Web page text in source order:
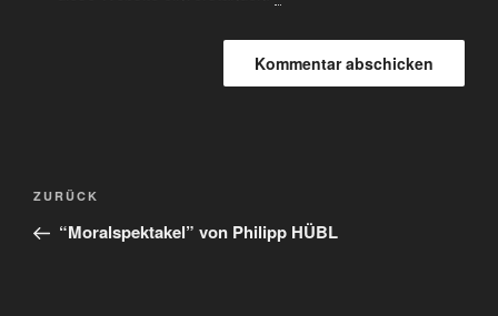
ZURÜCK
“Moralspektakel” von Philipp HÜBL